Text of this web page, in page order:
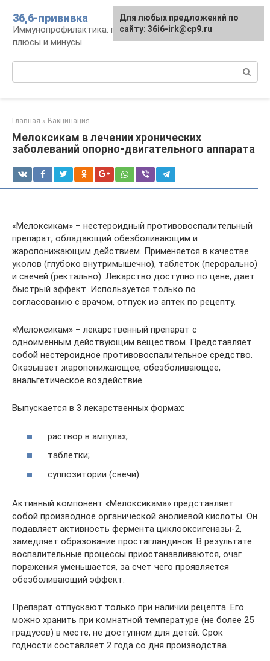
контенту
36,6-прививка
Иммунопрофилактика: график, препараты,
плюсы и минусы
Главная » Вакцинация
Мелоксикам в лечении хронических
заболеваний опорно-двигательного аппарата
«Мелоксикам» – нестероидный противовоспалительный
препарат, обладающий обезболивающим и
жаропонижающим действием. Применяется в качестве
уколов (глубоко внутримышечно), таблеток (перорально)
и свечей (ректально). Лекарство доступно по цене, дает
быстрый эффект. Используется только по
согласованию с врачом, отпуск из аптек по рецепту.
«Мелоксикам» – лекарственный препарат с
одноименным действующим веществом. Представляет
собой нестероидное противовоспалительное средство.
Оказывает жаропонижающее, обезболивающее,
анальгетическое воздействие.
Выпускается в 3 лекарственных формах:
раствор в ампулах;
таблетки;
суппозитории (свечи).
Активный компонент «Мелоксикама» представляет
собой производное органической энолиевой кислоты. Он
подавляет активность фермента циклооксигеназы-2,
замедляет образование простагландинов. В результате
воспалительные процессы приостанавливаются, очаг
поражения уменьшается, за счет чего проявляется
обезболивающий эффект.
Препарат отпускают только при наличии рецепта. Его
можно хранить при комнатной температуре (не более 25
градусов) в месте, не доступном для детей. Срок
годности составляет 2 года со дня производства.
Для любых предложений по
сайту: 36i6-irk@cp9.ru